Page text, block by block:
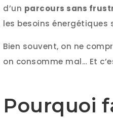
d’un parcours sans
les besoins énergétiques
Bien souvent, on ne
on consomme mal… Et
Pourquoi